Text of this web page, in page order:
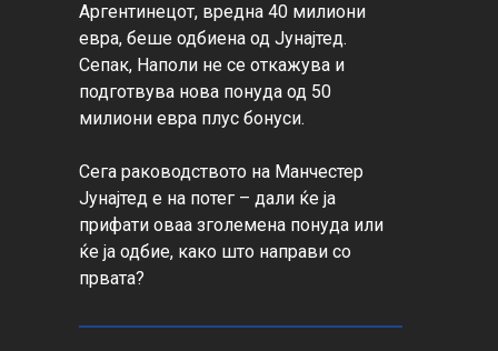
Аргентинецот, вредна 40 милиони
евра, беше одбиена од Јунајтед.
Сепак, Наполи не се откажува и
подготвува нова понуда од 50
милиони евра плус бонуси.
Сега раководството на Манчестер
Јунајтед е на потег – дали ќе ја
прифати оваа зголемена понуда или
ќе ја одбие, како што направи со
првата?